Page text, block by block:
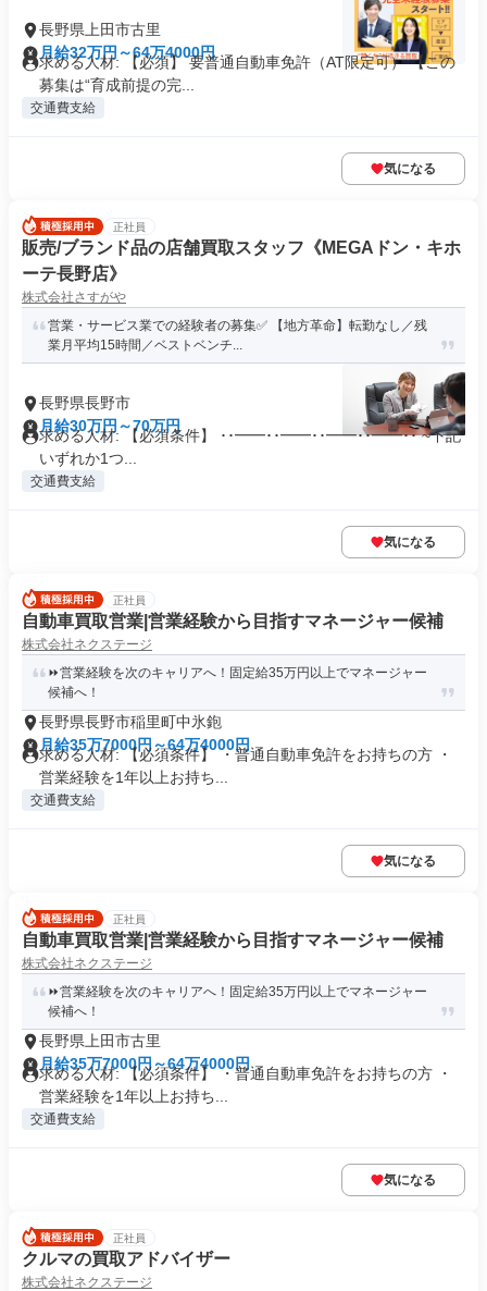
長野県上田市古里
月給32万円～64万4000円
求める人材: 【必須】 要普通自動車免許（AT限定可） 【この
募集は“育成前提の完...
交通費支給
気になる
正社員
販売/ブランド品の店舗買取スタッフ《MEGAドン・キホ
ーテ長野店》
株式会社さすがや
営業・サービス業での経験者の募集✅ 【地方革命】転勤なし／残
業月平均15時間／ベストベンチ...
長野県長野市
月給30万円～70万円
求める人材: 【必須条件】 ･･━━･･━━･･━━･･━━･･ ~下記
いずれか1つ...
交通費支給
気になる
正社員
自動車買取営業|営業経験から目指すマネージャー候補
株式会社ネクステージ
⏩️営業経験を次のキャリアへ！固定給35万円以上でマネージャー
候補へ！
長野県長野市稲里町中氷鉋
月給35万7000円～64万4000円
求める人材: 【必須条件】 ・普通自動車免許をお持ちの方 ・
営業経験を1年以上お持ち...
交通費支給
気になる
正社員
自動車買取営業|営業経験から目指すマネージャー候補
株式会社ネクステージ
⏩️営業経験を次のキャリアへ！固定給35万円以上でマネージャー
候補へ！
長野県上田市古里
月給35万7000円～64万4000円
求める人材: 【必須条件】 ・普通自動車免許をお持ちの方 ・
営業経験を1年以上お持ち...
交通費支給
気になる
正社員
クルマの買取アドバイザー
株式会社ネクステージ